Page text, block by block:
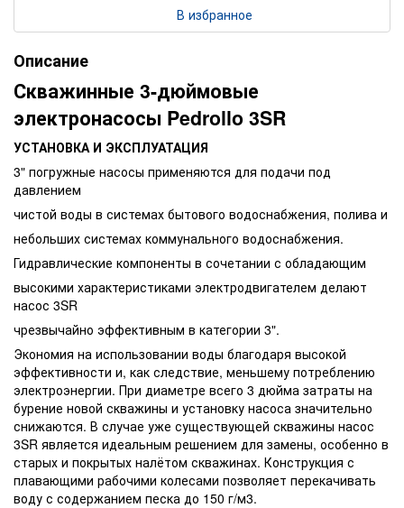
В избранное
Описание
Скважинные 3-дюймовые
электронасосы Pedrollo 3SR
УСТАНОВКА И ЭКСПЛУАТАЦИЯ
3" погружные насосы применяются для подачи под
давлением
чистой воды в системах бытового водоснабжения, полива и
небольших системах коммунального водоснабжения.
Гидравлические компоненты в сочетании с обладающим
высокими характеристиками электродвигателем делают
насос 3SR
чрезвычайно эффективным в категории 3".
Экономия на использовании воды благодаря высокой
эффективности и, как следствие, меньшему потреблению
электроэнергии. При диаметре всего 3 дюйма затраты на
бурение новой скважины и установку насоса значительно
снижаются. В случае уже существующей скважины насос
3SR является идеальным решением для замены, особенно в
старых и покрытых налётом скважинах. Конструкция с
плавающими рабочими колесами позволяет перекачивать
воду с содержанием песка до 150 г/м3.